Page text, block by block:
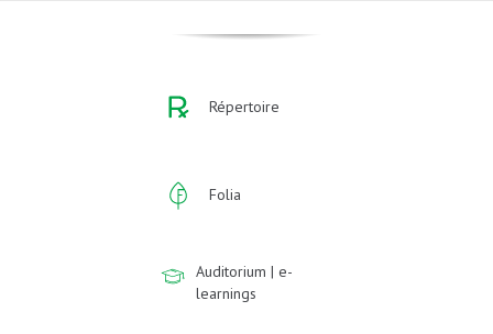
Répertoire
Folia
Auditorium | e-
learnings